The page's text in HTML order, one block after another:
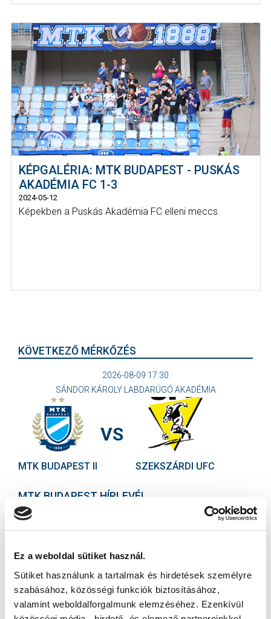
Ez a weboldal sütiket használ.
Sütiket használunk a tartalmak és hirdetések személyre
szabásához, közösségi funkciók biztosításához,
valamint weboldalforgalmunk elemzéséhez. Ezenkívül
KÉPGALÉRIA: MTK BUDAPEST - PUSKÁS
AKADÉMIA FC 1-3
2024-05-12
Képekben a Puskás Akadémia FC elleni meccs.
KÖVETKEZŐ MÉRKŐZÉS
2026-08-09 17:30
SÁNDOR KÁROLY LABDARÚGÓ AKADÉMIA
MTK BUDAPEST II
VS
SZEKSZÁRDI UFC
MTK BUDAPEST HÍRLEVÉL
Ne maradjon le egy eseményről sem! Iratkozzon fel ingyenes
hírlevelünkre: